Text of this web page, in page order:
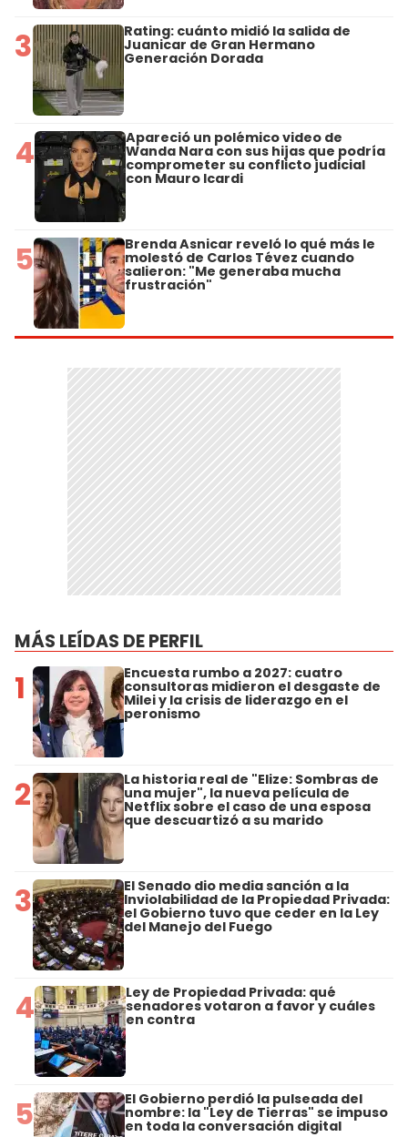
3 Rating: cuánto midió la salida de
Juanicar de Gran Hermano
Generación Dorada
4 Apareció un polémico video de
Wanda Nara con sus hijas que podría
comprometer su conflicto judicial
con Mauro Icardi
5 Brenda Asnicar reveló lo qué más le
molestó de Carlos Tévez cuando
salieron: "Me generaba mucha
frustración"
MÁS LEÍDAS DE PERFIL
1 Encuesta rumbo a 2027: cuatro
consultoras midieron el desgaste de
Milei y la crisis de liderazgo en el
peronismo
2 La historia real de "Elize: Sombras de
una mujer", la nueva película de
Netflix sobre el caso de una esposa
que descuartizó a su marido
3 El Senado dio media sanción a la
Inviolabilidad de la Propiedad Privada:
el Gobierno tuvo que ceder en la Ley
del Manejo del Fuego
4 Ley de Propiedad Privada: qué
senadores votaron a favor y cuáles
en contra
5 El Gobierno perdió la pulseada del
nombre: la "Ley de Tierras" se impuso
en toda la conversación digital